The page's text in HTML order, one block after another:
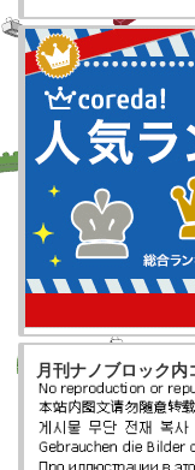
月刊ナノブロック